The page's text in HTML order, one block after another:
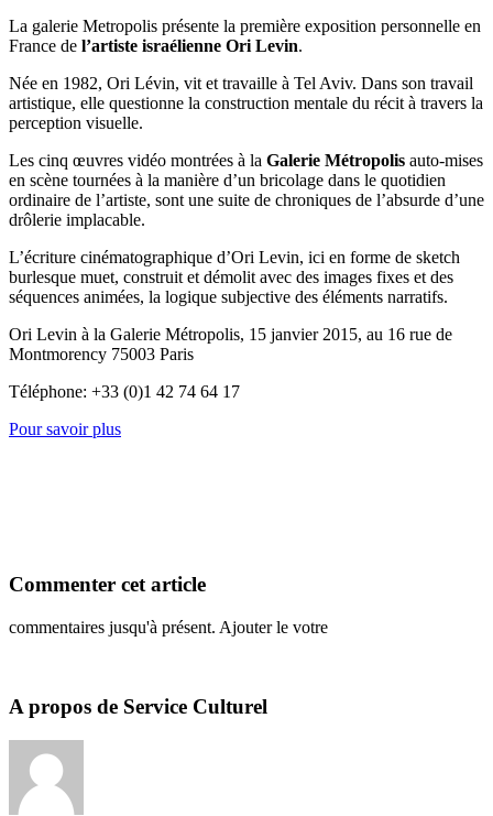
La galerie Metropolis présente la première exposition personnelle en
France de l’artiste israélienne Ori Levin.
Née en 1982, Ori Lévin, vit et travaille à Tel Aviv. Dans son travail
artistique, elle questionne la construction mentale du récit à travers la
perception visuelle.
Les cinq œuvres vidéo montrées à la Galerie Métropolis auto-mises
en scène tournées à la manière d’un bricolage dans le quotidien
ordinaire de l’artiste, sont une suite de chroniques de l’absurde d’une
drôlerie implacable.
L’écriture cinématographique d’Ori Levin, ici en forme de sketch
burlesque muet, construit et démolit avec des images fixes et des
séquences animées, la logique subjective des éléments narratifs.
Ori Levin à la Galerie Métropolis, 15 janvier 2015, au 16 rue de
Montmorency 75003 Paris
Téléphone: +33 (0)1 42 74 64 17
Pour savoir plus
Commenter cet article
commentaires jusqu'à présent. Ajouter le votre
A propos de Service Culturel